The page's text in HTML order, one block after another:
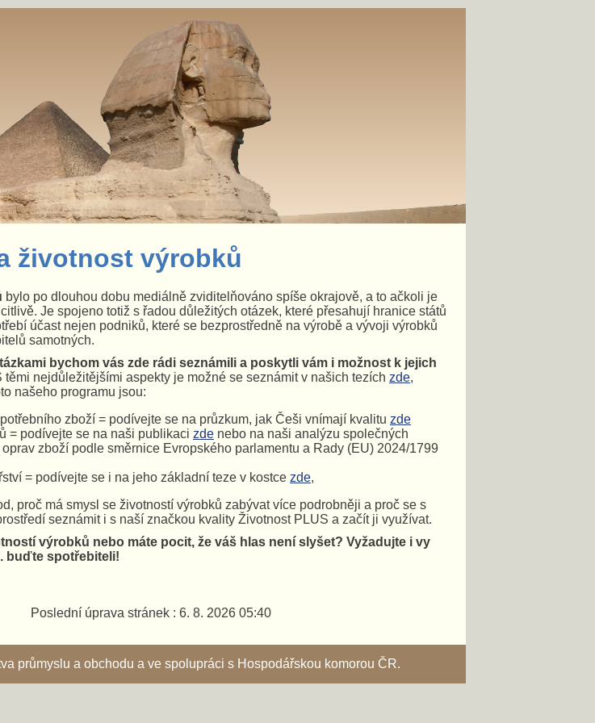
životnost výrobků
bylo po dlouhou dobu mediálně zviditelňováno spíše okrajově, a to ačkoli je
Je spojeno totiž s řadou důležitých otázek, které přesahují hranice států
účast nejen podniků, které se bezprostředně na výrobě a vývoji výrobků
samotných.
bychom vás zde rádi seznámili a poskytli vám i možnost k jejich
těmi nejdůležitějšími aspekty je možné se seznámit v našich tezích zde,
našeho programu jsou:
zboží = podívejte se na průzkum, jak Češi vnímají kvalitu zde
= podívejte se na naši publikaci zde nebo na naši analýzu společných
zboží podle směrnice Evropského parlamentu a Rady (EU) 2024/1799
= podívejte se i na jeho základní teze v kostce zde,
proč má smysl se životností výrobků zabývat více podrobněji a proč se s
seznámit i s naší značkou kvality Životnost PLUS a začít ji využívat.
výrobků nebo máte pocit, že váš hlas není slyšet? Vyžadujte i vy
buďte spotřebiteli!
Poslední úprava stránek : 6. 8. 2026 05:40
průmyslu a obchodu a ve spolupráci s Hospodářskou komorou ČR.